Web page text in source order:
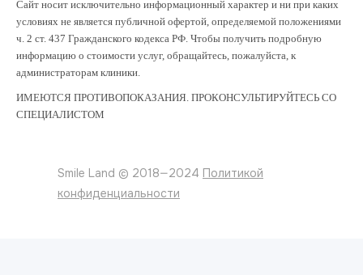
Сайт носит исключительно информационный характер и ни при каких
условиях не является публичной офертой, определяемой положениями
ч. 2 ст. 437 Гражданского кодекса РФ. Чтобы получить подробную
информацию о стоимости услуг, обращайтесь, пожалуйста, к
администраторам клиники.
ИМЕЮТСЯ ПРОТИВОПОКАЗАНИЯ. ПРОКОНСУЛЬТИРУЙТЕСЬ СО
СПЕЦИАЛИСТОМ
Smile Land © 2018—2024 Политикой
конфиденциальности